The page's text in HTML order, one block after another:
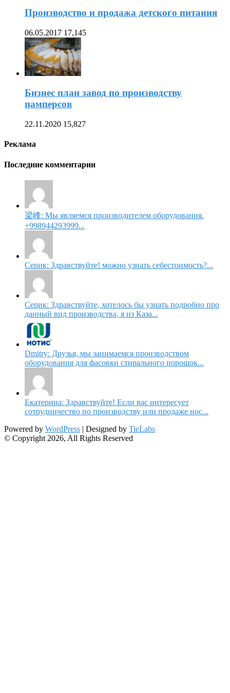
Производство и продажа детского питания
06.05.2017 17,145
Бизнес план завод по производству
памперсов
22.11.2020 15,827
Реклама
Последние комментарии
梁峰: Мы являемся производителем оборудования.
+998944293999...
Серик: Здравствуйте! можно узнать себестоимость?...
Серик: Здравствуйте, хотелось бы узнать подробно про
данный вид производства, я из Каза...
Dmitry: Друзья, мы занимаемся производством
оборудования для фасовки стирального порошок...
Екатерина: Здравствуйте! Если вас интересует
сотрудничество по производству или продаже нос...
Powered by WordPress | Designed by TieLabs
© Copyright 2026, All Rights Reserved